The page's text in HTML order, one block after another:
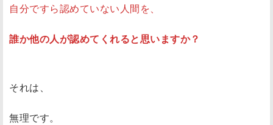
自分ですら認めていない人間を、
誰か他の人が認めてくれると思いますか？
それは、
無理です。